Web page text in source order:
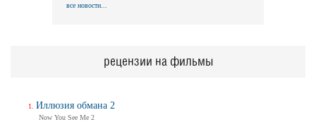
все новости...
рецензии на фильмы
Иллюзия обмана 2
Now You See Me 2